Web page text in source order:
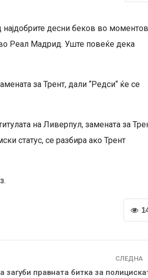
десни беков во моментов
Реал Мадрид. Уште повеќе дека
за Трент, дали “Редси“ ќе се
на Ливерпул, замената за
статус, се разбира ако Трент
СЛЕДНА
загуби правната битка за